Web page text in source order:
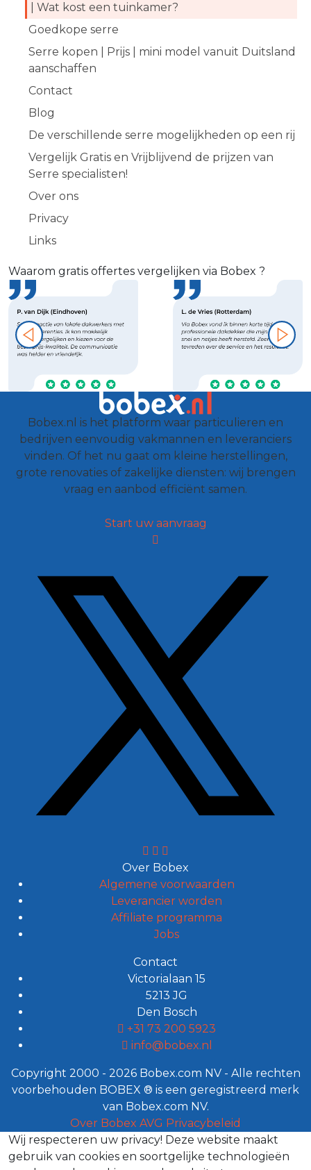
| Wat kost een tuinkamer?
Goedkope serre
Serre kopen | Prijs | mini model vanuit Duitsland
aanschaffen
Contact
Blog
De verschillende serre mogelijkheden op een rij
Vergelijk Gratis en Vrijblijvend de prijzen van
Serre specialisten!
Over ons
Privacy
Links
Waarom gratis offertes vergelijken via Bobex ?
Bobex.nl is het platform waar particulieren en
bedrijven eenvoudig vakmannen en leveranciers
vinden. Of het nu gaat om kleine herstellingen,
grote renovaties of zakelijke diensten: wij brengen
vraag en aanbod efficiënt samen.
Start uw aanvraag
Over Bobex
Algemene voorwaarden
Leverancier worden
Affiliate programma
Jobs
Contact
Victorialaan 15
5213 JG
Den Bosch
+31 73 200 5923
info@bobex.nl
Copyright 2000 - 2026 Bobex.com NV - Alle rechten
voorbehouden BOBEX ® is een geregistreerd merk
van Bobex.com NV.
Over Bobex AVG Privacybeleid
Wij respecteren uw privacy! Deze website maakt
gebruik van cookies en soortgelijke technologieën